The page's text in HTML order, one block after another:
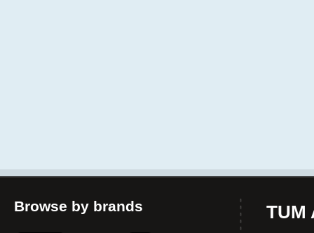
Browse by brands TUM